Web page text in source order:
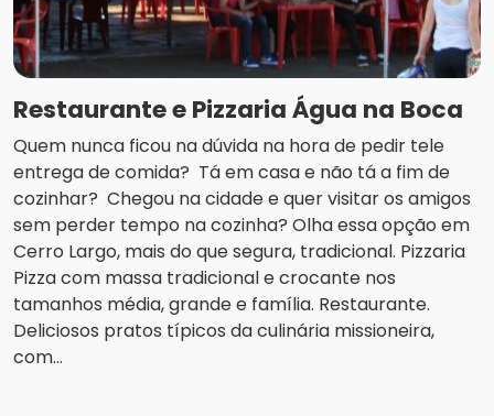
Restaurante e Pizzaria Água na Boca
Quem nunca ficou na dúvida na hora de pedir tele
entrega de comida? Tá em casa e não tá a fim de
cozinhar? Chegou na cidade e quer visitar os amigos
sem perder tempo na cozinha? Olha essa opção em
Cerro Largo, mais do que segura, tradicional. Pizzaria
Pizza com massa tradicional e crocante nos
tamanhos média, grande e família. Restaurante.
Deliciosos pratos típicos da culinária missioneira,
com...